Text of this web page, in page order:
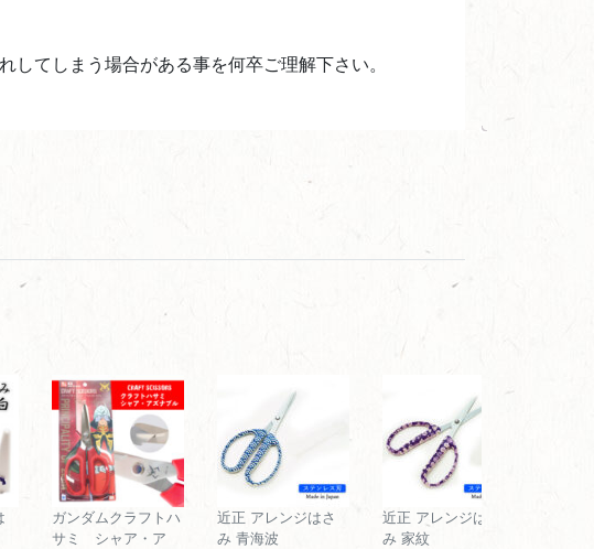
てしまう場合がある事を何卒ご理解下さい。
ガンダムクラフトハ
サミ シャア・ア
近正 アレンジはさ
み 青海波
近正 アレンジはさ
み 家紋